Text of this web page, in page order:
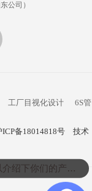
公司）
工厂目视化设计
6S管
备18014818号技术
可以介绍下你们的产品么？
是怎么收费的呢？